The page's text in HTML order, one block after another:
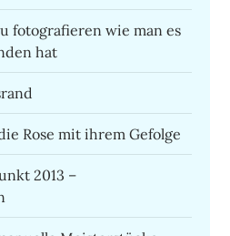
fotografieren wie man es
hat
Rose mit ihrem Gefolge
2013 –